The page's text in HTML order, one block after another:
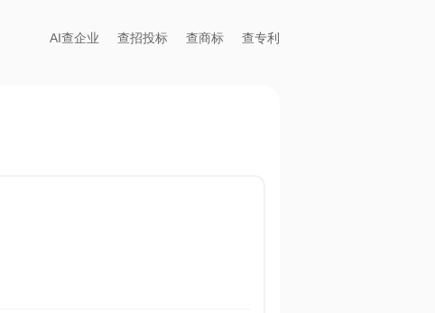
AI查企业 查招投标 查商标 查专利